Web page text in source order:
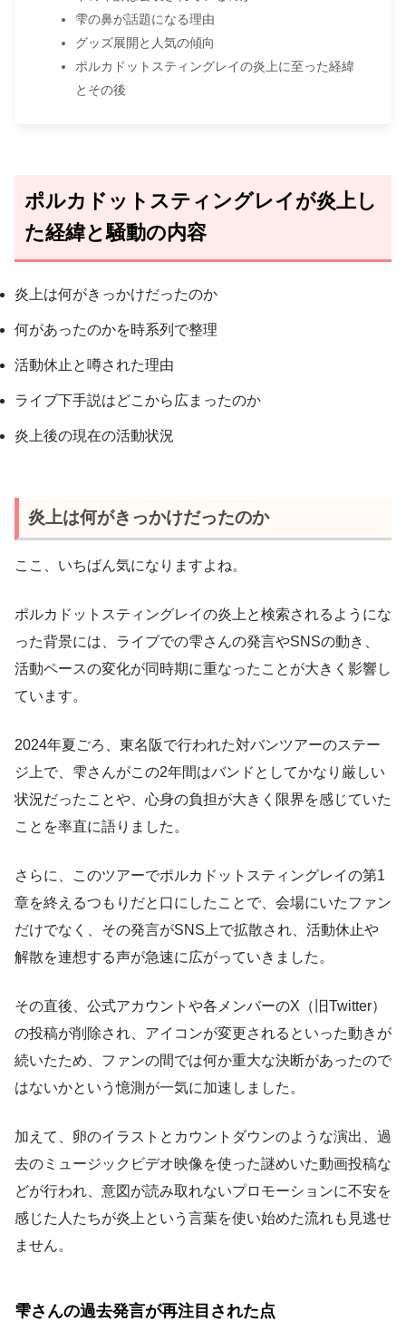
雫の鼻が話題になる理由
グッズ展開と人気の傾向
ポルカドットスティングレイの炎上に至った経緯
とその後
ポルカドットスティングレイが炎上し
た経緯と騒動の内容
炎上は何がきっかけだったのか
何があったのかを時系列で整理
活動休止と噂された理由
ライブ下手説はどこから広まったのか
炎上後の現在の活動状況
炎上は何がきっかけだったのか
ここ、いちばん気になりますよね。
ポルカドットスティングレイの炎上と検索されるようにな
った背景には、ライブでの雫さんの発言やSNSの動き、
活動ペースの変化が同時期に重なったことが大きく影響し
ています。
2024年夏ごろ、東名阪で行われた対バンツアーのステー
ジ上で、雫さんがこの2年間はバンドとしてかなり厳しい
状況だったことや、心身の負担が大きく限界を感じていた
ことを率直に語りました。
さらに、このツアーでポルカドットスティングレイの第1
章を終えるつもりだと口にしたことで、会場にいたファン
だけでなく、その発言がSNS上で拡散され、活動休止や
解散を連想する声が急速に広がっていきました。
その直後、公式アカウントや各メンバーのX（旧Twitter）
の投稿が削除され、アイコンが変更されるといった動きが
続いたため、ファンの間では何か重大な決断があったので
はないかという憶測が一気に加速しました。
加えて、卵のイラストとカウントダウンのような演出、過
去のミュージックビデオ映像を使った謎めいた動画投稿な
どが行われ、意図が読み取れないプロモーションに不安を
感じた人たちが炎上という言葉を使い始めた流れも見逃せ
ません。
雫さんの過去発言が再注目された点